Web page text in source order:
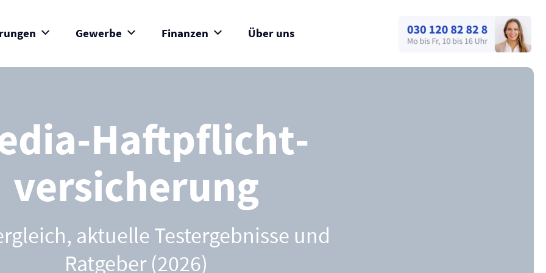
Gewerbe Finanzen Über uns
Haftpflicht­
versicherung
aktuelle Testergebnisse und
Ratgeber (2026)